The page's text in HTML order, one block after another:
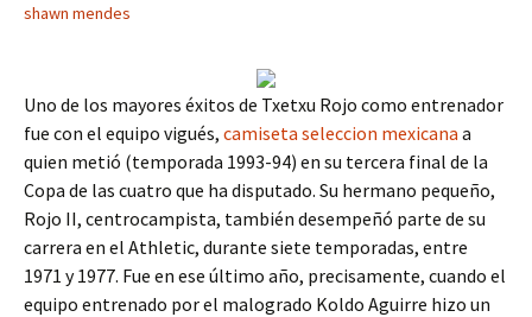
shawn mendes
Uno de los mayores éxitos de Txetxu Rojo como entrenador
fue con el equipo vigués, camiseta seleccion mexicana a
quien metió (temporada 1993-94) en su tercera final de la
Copa de las cuatro que ha disputado. Su hermano pequeño,
Rojo II, centrocampista, también desempeñó parte de su
carrera en el Athletic, durante siete temporadas, entre
1971 y 1977. Fue en ese último año, precisamente, cuando el
equipo entrenado por el malogrado Koldo Aguirre hizo un